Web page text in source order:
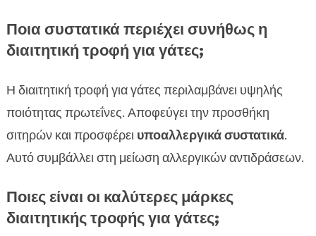
Ποια συστατικά περιέχει συνήθως η
διαιτητική τροφή για γάτες;
Η διαιτητική τροφή για γάτες περιλαμβάνει υψηλής
ποιότητας πρωτεΐνες. Αποφεύγει την προσθήκη
σιτηρών και προσφέρει υποαλλεργικά συστατικά.
Αυτό συμβάλλει στη μείωση αλλεργικών αντιδράσεων.
Ποιες είναι οι καλύτερες μάρκες
διαιτητικής τροφής για γάτες;